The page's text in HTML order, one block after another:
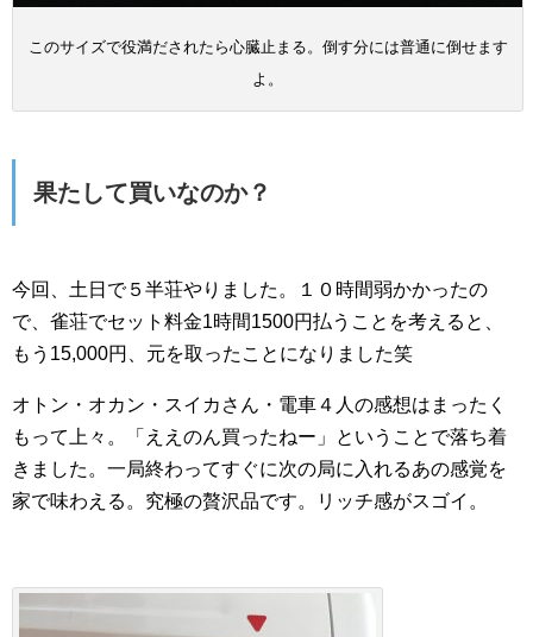
このサイズで役満だされたら心臓止まる。倒す分には普通に倒せます
よ。
果たして買いなのか？
今回、土日で５半荘やりました。１０時間弱かかったの
で、雀荘でセット料金1時間1500円払うことを考えると、
もう15,000円、元を取ったことになりました笑
オトン・オカン・スイカさん・電車４人の感想はまったく
もって上々。「ええのん買ったねー」ということで落ち着
きました。一局終わってすぐに次の局に入れるあの感覚を
家で味わえる。究極の贅沢品です。リッチ感がスゴイ。